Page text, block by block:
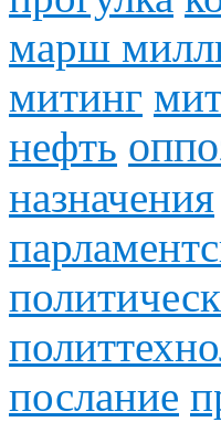
марш
митинг
нефть
назначения
послание